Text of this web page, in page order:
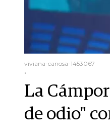
viviana-canosa-1453067
.
La
de odio"